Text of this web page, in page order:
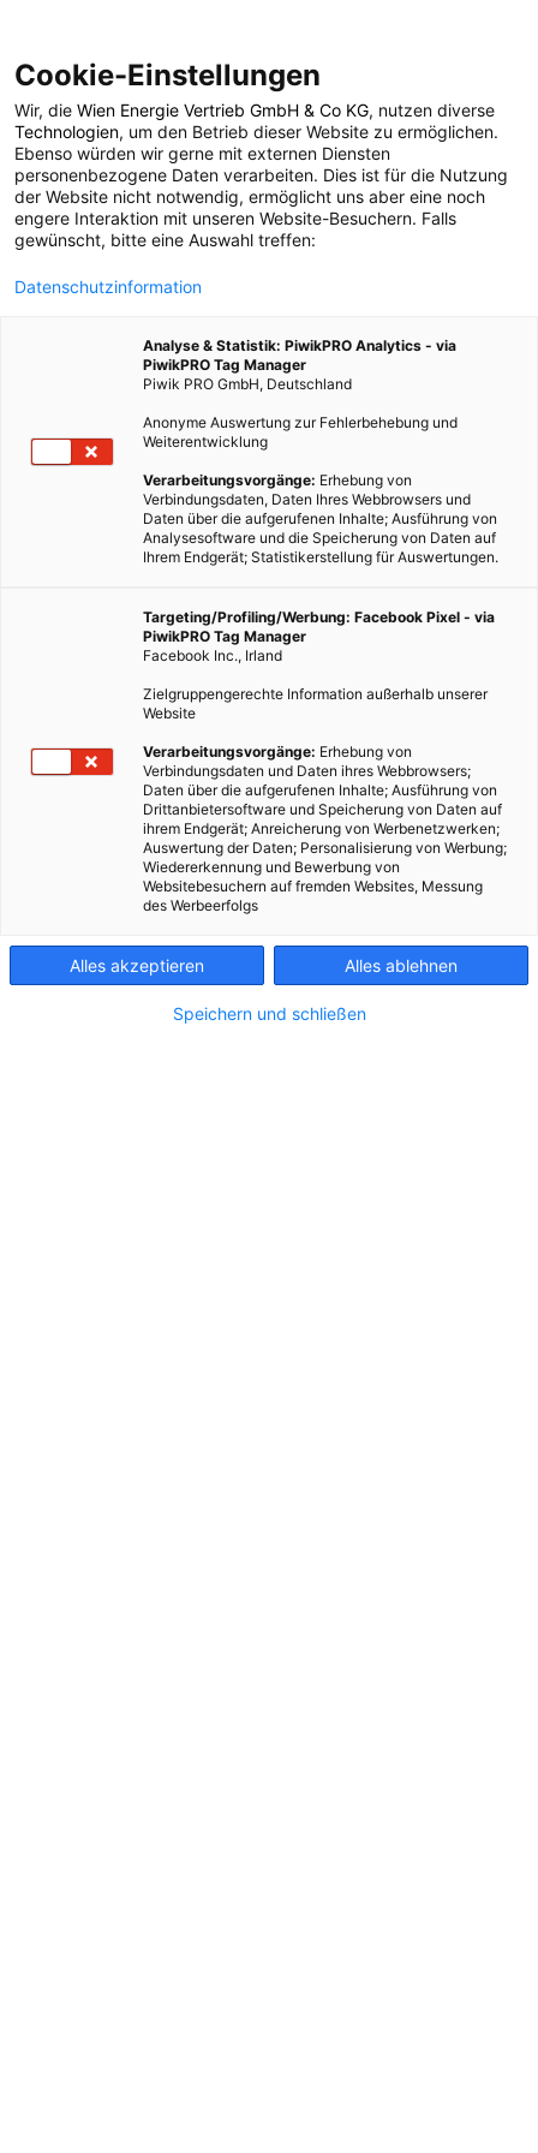
POSTS BY TAG
Stockwerk
2 BEITRÄGE
ARCHITEKTUR
Die Top 8 Coworking Spaces in Wien
13. DEZEMBER 2013 VONENERGIELEBEN REDAKTION
Cookie-Einstellungen
Wir, die Wien Energie Vertrieb GmbH & Co KG, nutzen diverse
Technologien, um den Betrieb dieser Website zu ermöglichen.
Ebenso würden wir gerne mit externen Diensten
personenbezogene Daten verarbeiten. Dies ist für die Nutzung
der Website nicht notwendig, ermöglicht uns aber eine noch
engere Interaktion mit unseren Website-Besuchern. Falls
gewünscht, bitte eine Auswahl treffen:
Datenschutzinformation
Analyse & Statistik: PiwikPRO Analytics - via
PiwikPRO Tag Manager
Piwik PRO GmbH, Deutschland
Anonyme Auswertung zur Fehlerbehebung und
Weiterentwicklung
Verarbeitungsvorgänge: Erhebung von
Verbindungsdaten, Daten Ihres Webbrowsers und
Daten über die aufgerufenen Inhalte; Ausführung von
Analysesoftware und die Speicherung von Daten auf
Ihrem Endgerät; Statistikerstellung für Auswertungen.
Targeting/Profiling/Werbung: Facebook Pixel - via
PiwikPRO Tag Manager
Facebook Inc., Irland
Zielgruppengerechte Information außerhalb unserer
Website
Verarbeitungsvorgänge: Erhebung von
Verbindungsdaten und Daten ihres Webbrowsers;
Daten über die aufgerufenen Inhalte; Ausführung von
Drittanbietersoftware und Speicherung von Daten auf
ihrem Endgerät; Anreicherung von Werbenetzwerken;
Auswertung der Daten; Personalisierung von Werbung;
Wiedererkennung und Bewerbung von
Websitebesuchern auf fremden Websites, Messung
des Werbeerfolgs
Alles akzeptieren Alles ablehnen
Speichern und schließen